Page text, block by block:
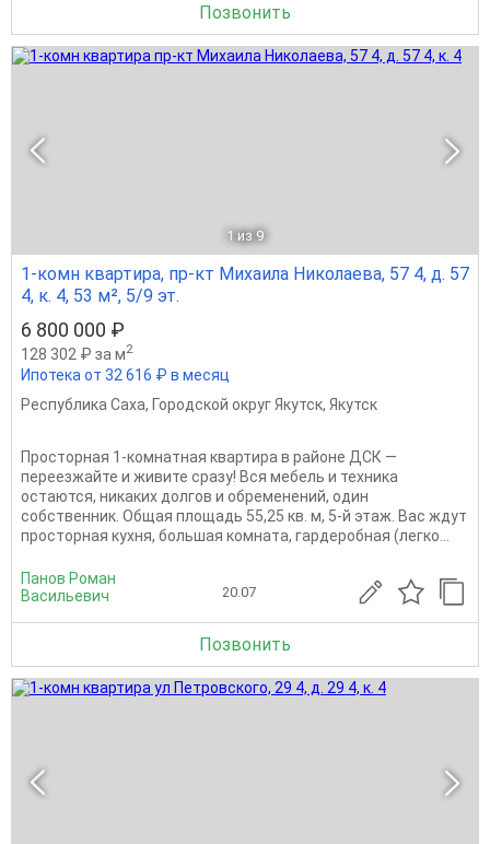
Позвонить
1 из 9
1-комн квартира, пр-кт Михаила Николаева, 57 4, д. 57
4, к. 4, 53 м², 5/9 эт.
6 800 000 ₽
128 302 ₽ за м2
Ипотека от 32 616 ₽ в месяц
Республика Саха, Городской округ Якутск, Якутск
Просторная 1-комнатная квартира в районе ДСК —
переезжайте и живите сразу! Вся мебель и техника
остаются, никаких долгов и обременений, один
собственник. Общая площадь 55,25 кв. м, 5-й этаж. Вас ждут
просторная кухня, большая комната, гардеробная (легко...
Панов Роман
Васильевич
20.07
Позвонить